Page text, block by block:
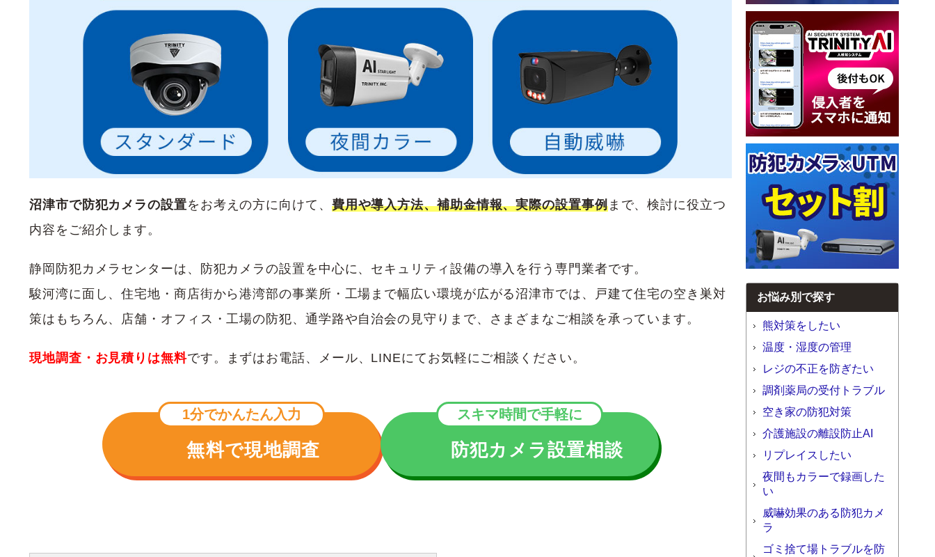
沼津市で防犯カメラの設置をお考えの方に向けて、 費用や導入方法、補助金情報、実際の設置事例まで、検討に役立つ
内容をご紹介します。
静岡防犯カメラセンターは、防犯カメラの設置を中心に、セキュリティ設備の導入を行う専門業者です。
駿河湾に面し、住宅地・商店街から港湾部の事業所・工場まで幅広い環境が広がる沼津市では、戸建て住宅の空き巣対
策はもちろん、店舗・オフィス・工場の防犯、通学路や自治会の見守りまで、さまざまなご相談を承っています。
現地調査・お見積りは無料です。まずはお電話、メール、LINEにてお気軽にご相談ください。
1分でかんたん入力
無料で現地調査
スキマ時間で手軽に
防犯カメラ設置相談
お悩み別で探す
熊対策をしたい
温度・湿度の管理
レジの不正を防ぎたい
調剤薬局の受付トラブル
空き家の防犯対策
介護施設の離設防止AI
リプレイスしたい
夜間もカラーで録画した
い
威嚇効果のある防犯カメ
ラ
ゴミ捨て場トラブルを防